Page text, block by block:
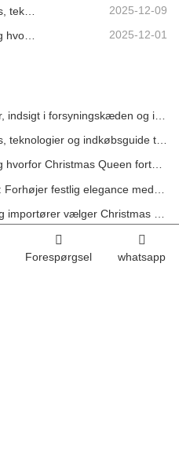
2025-12-09
Globale juledekorationstrends og hvorfor Christmas Queen fortsat fører an på markedet 2025-12-01
Globale juledekorationstrends og hvorfor Christmas Queen fortsat fører an på markedet
Forespørgsel whatsapp